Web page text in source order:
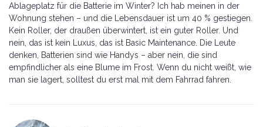
Ablageplatz für die Batterie im Winter? Ich hab meinen in der
Wohnung stehen – und die Lebensdauer ist um 40 % gestiegen.
Kein Roller, der draußen überwintert, ist ein guter Roller. Und
nein, das ist kein Luxus, das ist Basic Maintenance. Die Leute
denken, Batterien sind wie Handys – aber nein, die sind
empfindlicher als eine Blume im Frost. Wenn du nicht weißt, wie
man sie lagert, solltest du erst mal mit dem Fahrrad fahren.